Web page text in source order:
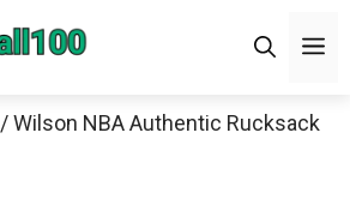
/ Wilson NBA Authentic Rucksack